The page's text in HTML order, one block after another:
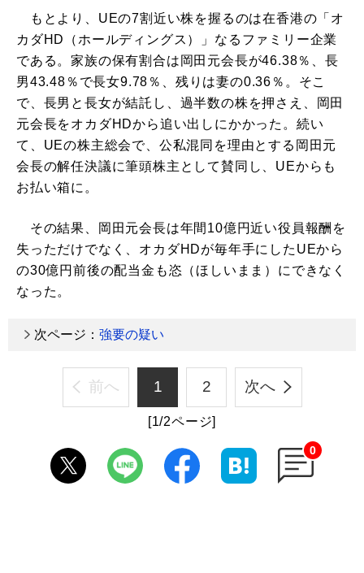
もとより、UEの7割近い株を握るのは在香港の「オ
カダHD（ホールディングス）」なるファミリー企業
である。家族の保有割合は岡田元会長が46.38％、長
男43.48％で長女9.78％、残りは妻の0.36％。そこ
で、長男と長女が結託し、過半数の株を押さえ、岡田
元会長をオカダHDから追い出しにかかった。続い
て、UEの株主総会で、公私混同を理由とする岡田元
会長の解任決議に筆頭株主として賛同し、UEからも
お払い箱に。
その結果、岡田元会長は年間10億円近い役員報酬を
失っただけでなく、オカダHDが毎年手にしたUEから
の30億円前後の配当金も恣（ほしいまま）にできなく
なった。
次ページ： 強要の疑い
前へ 1 2 次へ
[1/2ページ]
0